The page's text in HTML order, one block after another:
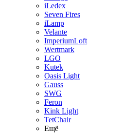
iLedex
Seven Fires
iLamp
Velante
ImperiumLoft
Wertmark
LGO
Kutek
Oasis Light
Gauss
SWG
Feron
Kink Light
TetСhair
Ещё